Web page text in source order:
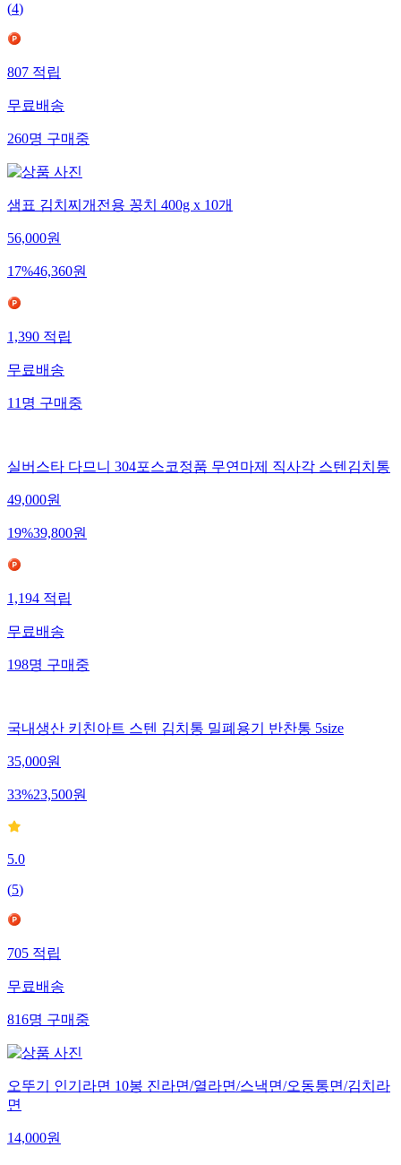
(4)
807 적립
무료배송
260명 구매중
샘표 김치찌개전용 꽁치 400g x 10개
56,000원
17%46,360원
1,390 적립
무료배송
11 명 구매중
실버스타 다므니 304포스코정품 무연마제 직사각 스텐김치통
49,000원
19%39,800원
1,194적립
무료배송
198명구매중
국내생산 키친아트 스텐 김치통 밀폐용기 반찬통 5size
35,000원
33%23,500원
5.0
(5)
705적립
무료배송
816명구매중
오뚜기 인기라면 10봉 진라면/열라면/스낵면/오동통면/김치라
면
14,000원